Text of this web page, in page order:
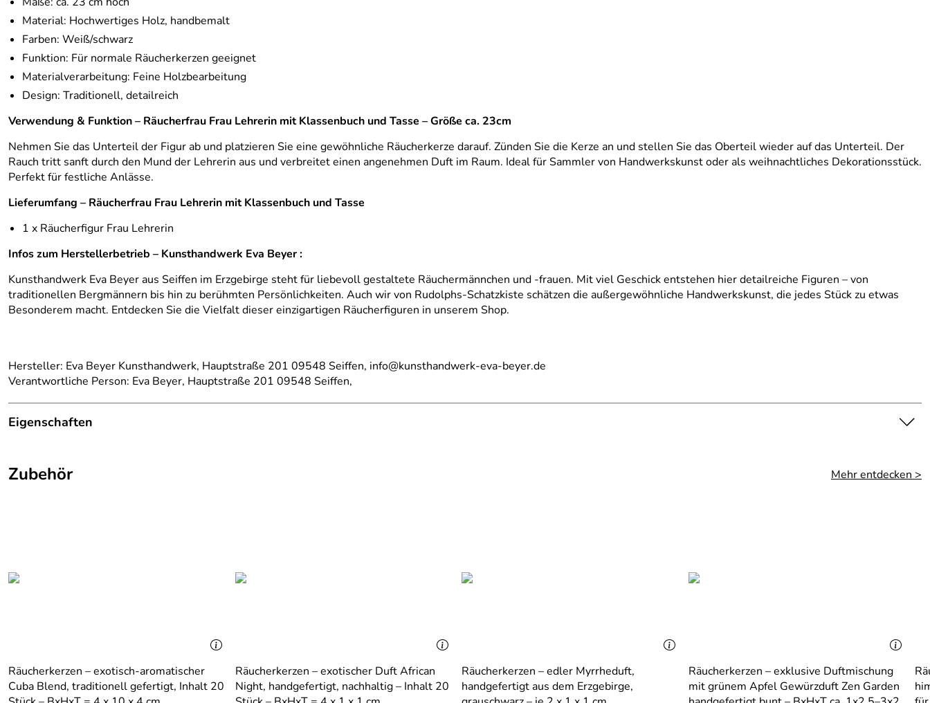
Material: Hochwertiges Holz, handbemalt
Farben: Weiß/schwarz
Funktion: Für normale Räucherkerzen geeignet
Materialverarbeitung: Feine Holzbearbeitung
Design: Traditionell, detailreich
Verwendung & Funktion – Räucherfrau Frau Lehrerin mit Klassenbuch und Tasse – Größe ca. 23cm
Nehmen Sie das Unterteil der Figur ab und platzieren Sie eine gewöhnliche Räucherkerze darauf. Zünden Sie die Kerze an und stellen Sie das Oberteil wieder auf das Unterteil. Der
Rauch tritt sanft durch den Mund der Lehrerin aus und verbreitet einen angenehmen Duft im Raum. Ideal für Sammler von Handwerkskunst oder als weihnachtliches Dekorationsstück.
Perfekt für festliche Anlässe.
Lieferumfang – Räucherfrau Frau Lehrerin mit Klassenbuch und Tasse
1 x Räucherfigur Frau Lehrerin
Infos zum Herstellerbetrieb – Kunsthandwerk Eva Beyer :
Kunsthandwerk Eva Beyer aus Seiffen im Erzgebirge steht für liebevoll gestaltete Räuchermännchen und -frauen. Mit viel Geschick entstehen hier detailreiche Figuren – von
traditionellen Bergmännern bis hin zu berühmten Persönlichkeiten. Auch wir von Rudolphs-Schatzkiste schätzen die außergewöhnliche Handwerkskunst, die jedes Stück zu etwas
Besonderem macht. Entdecken Sie die Vielfalt dieser einzigartigen Räucherfiguren in unserem Shop.
Hersteller: Eva Beyer Kunsthandwerk, Hauptstraße 201 09548 Seiffen, info@kunsthandwerk-eva-beyer.de
Verantwortliche Person: Eva Beyer, Hauptstraße 201 09548 Seiffen,
Eigenschaften
Hersteller:
Produktart:
Design:
Traditionell
Zubehör Mehr entdecken >
Räucherkerzen – exotisch-aromatischer
Cuba Blend, traditionell gefertigt, Inhalt 20
Räucherkerzen – exotischer Duft African
Night, handgefertigt, nachhaltig – Inhalt 20
Räucherkerzen – edler Myrrheduft,
handgefertigt aus dem Erzgebirge,
Räucherkerzen – exklusive Duftmischung
mit grünem Apfel Gewürzduft Zen Garden